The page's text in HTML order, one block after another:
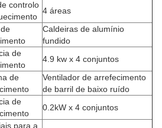
HYPET é de alta velocidade e elevada
para garantir 3 anos de utilização;
ser equipado com um tipo
os futuros requisitos especiais